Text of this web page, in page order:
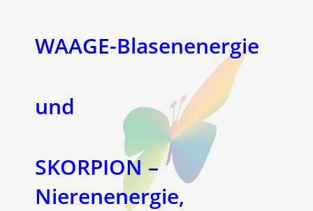
WAAGE-Blasenenergie
und
SKORPION –
Nierenenergie,